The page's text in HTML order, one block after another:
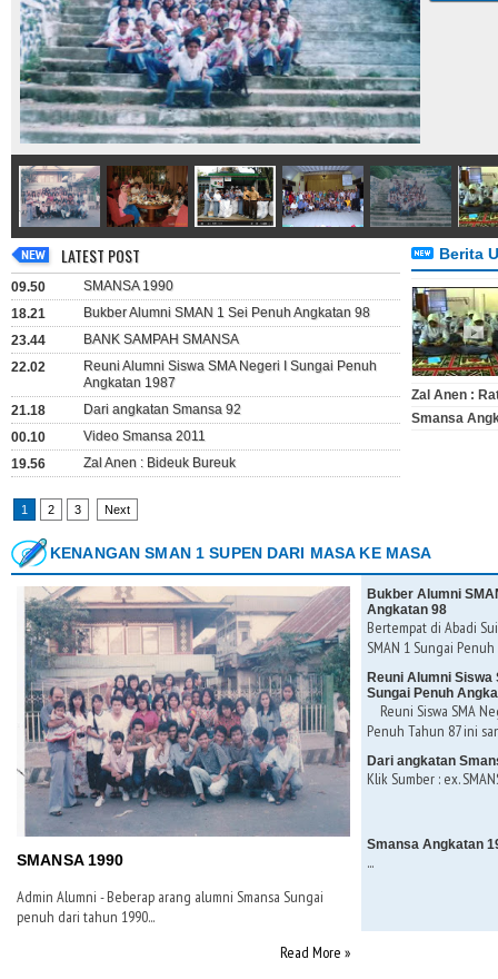
LATEST POST
09.50
SMANSA 1990
18.21
Bukber Alumni SMAN 1 Sei Penuh Angkatan 98
23.44
BANK SAMPAH SMANSA
22.02
Reuni Alumni Siswa SMA Negeri I Sungai Penuh
Angkatan 1987
21.18
Dari angkatan Smansa 92
00.10
Video Smansa 2011
19.56
Zal Anen : Bideuk Bureuk
1 2 3 Next
Berita
Zal Anen :
Smansa
KENANGAN SMAN 1 SUPEN DARI MASA KE MASA
SMANSA 1990
Admin Alumni - Beberap arang alumni Smansa Sungai
penuh dari tahun 1990...
Read More »
Bukber Alumni
Angkatan 98
Bertempat di Abadi
SMAN 1 Sungai
Reuni Alumni Siswa
Sungai Penuh
Reuni Siswa SMA
Penuh Tahun 87 ini
Dari angkatan
Klik Sumber : ex.
Smansa Angkatan
...